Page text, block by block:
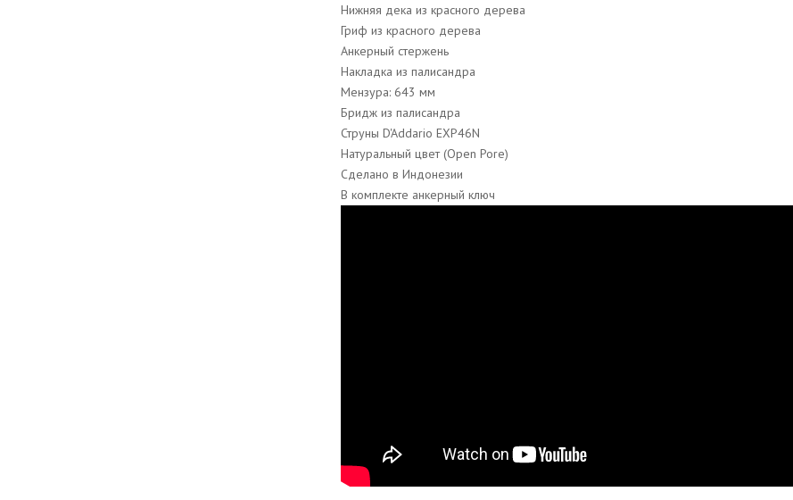
Нижняя дека из красного дерева
Гриф из красного дерева
Анкерный стержень
Накладка из палисандра
Мензура: 643 мм
Бридж из палисандра
Струны D'Addario EXP46N
Натуральный цвет (Open Pore)
Сделано в Индонезии
В комплекте анкерный ключ